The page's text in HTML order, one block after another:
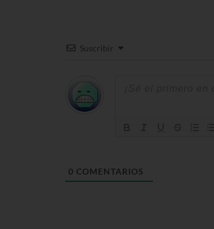
Suscribir
0 COMENTARIOS